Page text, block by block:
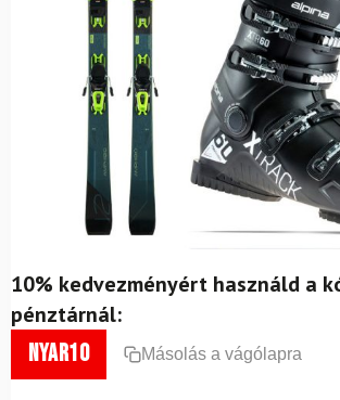
10% kedvezményért használd a
pénztárnál:
nyar10 Másolás a vágólapra